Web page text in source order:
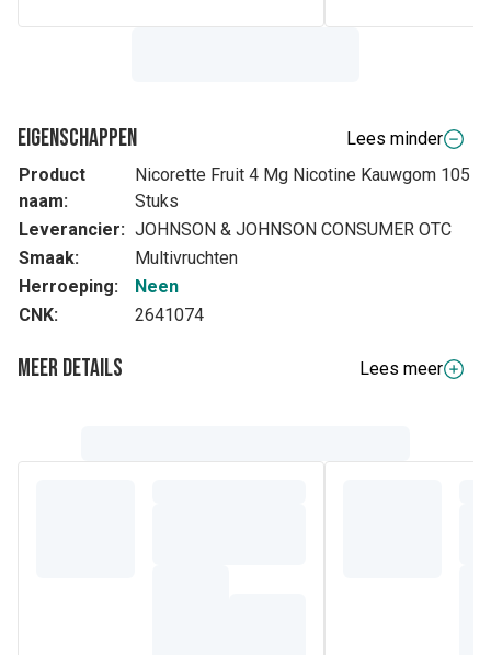
Eigenschappen
Lees minder
Product
naam:
Nicorette Fruit 4 Mg Nicotine Kauwgom 105
Stuks
Leverancier: JOHNSON & JOHNSON CONSUMER OTC
Smaak:
Multivruchten
Herroeping:
Neen
CNK:
2641074
Meer details
Lees meer
Kauwgom Fruit is een aangewezen methode om zowel